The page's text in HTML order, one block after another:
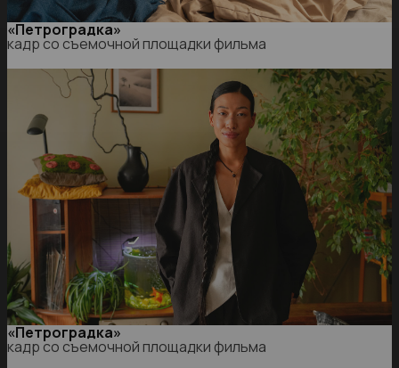
«Петроградка»
кадр со съемочной площадки фильма
«Петроградка»
кадр со съемочной площадки фильма